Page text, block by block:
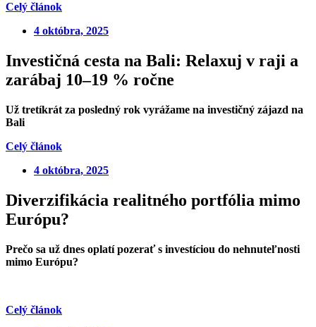
Celý článok
4 októbra, 2025
Investičná cesta na Bali: Relaxuj v raji a
zarábaj 10–19 % ročne
Už tretíkrát za posledný rok vyrážame na investičný zájazd na
Bali
Celý článok
4 októbra, 2025
Diverzifikácia realitného portfólia mimo
Európu?
Prečo sa už dnes oplatí pozerať s investíciou do nehnuteľnosti
mimo Európu?
Celý článok